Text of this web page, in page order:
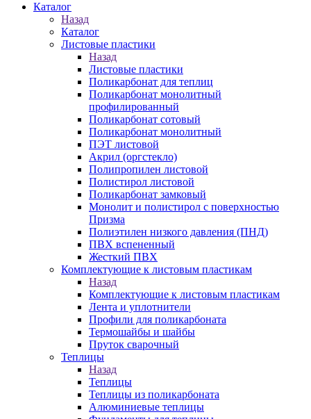
Каталог
Назад
Каталог
Листовые пластики
Назад
Листовые пластики
Поликарбонат для теплиц
Поликарбонат монолитный
профилированный
Поликарбонат сотовый
Поликарбонат монолитный
ПЭТ листовой
Акрил (оргстекло)
Полипропилен листовой
Полистирол листовой
Поликарбонат замковый
Монолит и полистирол с поверхностью
Призма
Полиэтилен низкого давления (ПНД)
ПВХ вспененный
Жесткий ПВХ
Комплектующие к листовым пластикам
Назад
Комплектующие к листовым пластикам
Лента и уплотнители
Профили для поликарбоната
Термошайбы и шайбы
Пруток сварочный
Теплицы
Назад
Теплицы
Теплицы из поликарбоната
Алюминиевые теплицы